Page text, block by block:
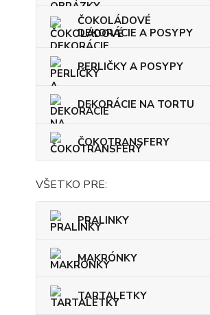
ČOKOLÁDOVÉ
DEKORÁCIE A POSYPY
PERLIČKY A POSYPY
DEKORÁCIE NA TORTU
ČOKOTRANSFERY
VŠETKO PRE:
PRALINKY
MAKRÓNKY
TARTALETKY